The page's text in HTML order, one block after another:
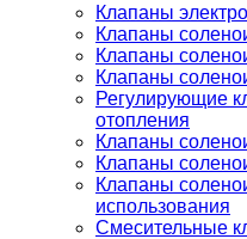
Клапаны
Клапаны
Клапаны
Клапаны
Регулирующие
отопления
Клапаны
Клапаны
Клапаны
использования
Смесительные